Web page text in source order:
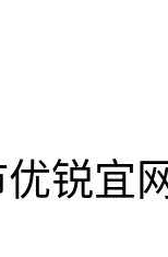
锐宜